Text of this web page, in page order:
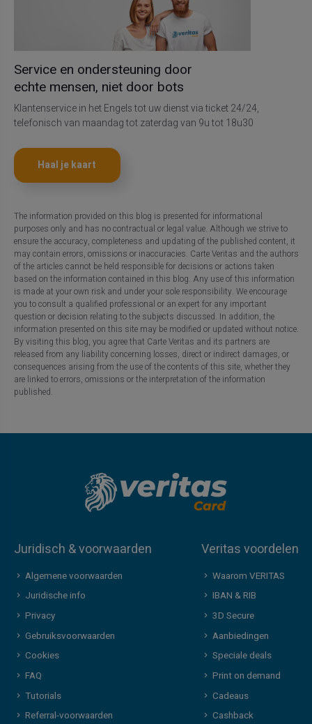
Service en ondersteuning door
echte mensen, niet door bots
Klantenservice in het Engels tot uw dienst via ticket 24/24,
telefonisch van maandag tot zaterdag van 9u tot 18u30
Haal je kaart
The information provided on this blog is presented for informational
purposes only and has no contractual or legal value. Although we strive to
ensure the accuracy, completeness and updating of the published content, it
may contain errors, omissions or inaccuracies. Carte Veritas and the authors
of the articles cannot be held responsible for decisions or actions taken
based on the information contained in this blog. Any use of this information
is made at your own risk and under your sole responsibility. We encourage
you to consult a qualified professional or an expert for any important
question or decision relating to the subjects discussed. In addition, the
information presented on this site may be modified or updated without notice.
By visiting this blog, you agree that Carte Veritas and its partners are
released from any liability concerning losses, direct or indirect damages, or
consequences arising from the use of the contents of this site, whether they
are linked to errors, omissions or the interpretation of the information
published.
Juridisch & voorwaarden
Algemene voorwaarden
Juridische info
Privacy
Gebruiksvoorwaarden
Cookies
FAQ
Tutorials
Referral-voorwaarden
Veritas voordelen
Waarom VERITAS
IBAN & RIB
3D Secure
Aanbiedingen
Speciale deals
Print on demand
Cadeaus
Cashback